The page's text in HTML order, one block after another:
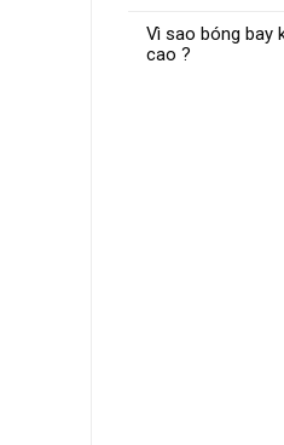
Vì sao bóng bay
cao ?